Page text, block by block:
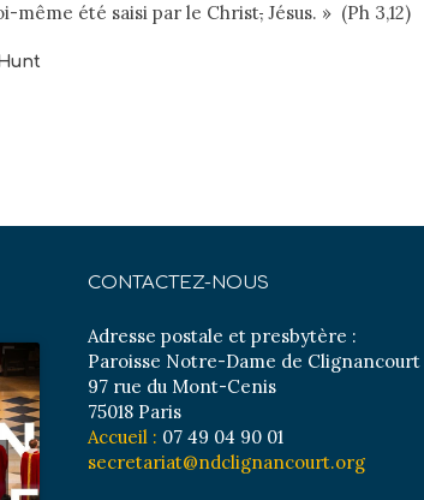
même été saisi par le Christ, Jésus. » (Ph 3,12)
CONTACTEZ-NOUS
Adresse postale et presbytère :
Paroisse Notre-Dame de Clignancourt
97 rue du Mont-Cenis
75018 Paris
Accueil : 07 49 04 90 01
secretariat@ndclignancourt.org